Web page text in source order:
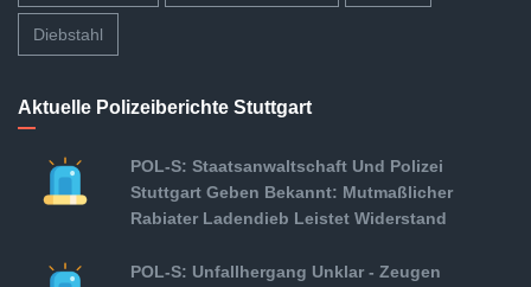
Diebstahl
Aktuelle Polizeiberichte Stuttgart
POL-S: Staatsanwaltschaft Und Polizei
Stuttgart Geben Bekannt: Mutmaßlicher
Rabiater Ladendieb Leistet Widerstand
POL-S: Unfallhergang Unklar - Zeugen